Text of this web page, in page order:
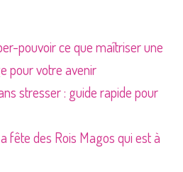
pouvoir ce que maîtriser une
pour votre avenir
stresser : guide rapide pour
fête des Rois Magos qui est à